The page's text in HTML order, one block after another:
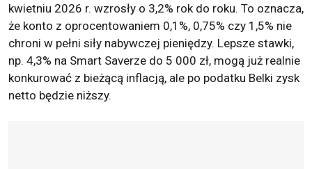
kwietniu 2026 r. wzrosły o 3,2% rok do roku. To oznacza,
że konto z oprocentowaniem 0,1%, 0,75% czy 1,5% nie
chroni w pełni siły nabywczej pieniędzy. Lepsze stawki,
np. 4,3% na Smart Saverze do 5 000 zł, mogą już realnie
konkurować z bieżącą inflacją, ale po podatku Belki zysk
netto będzie niższy.